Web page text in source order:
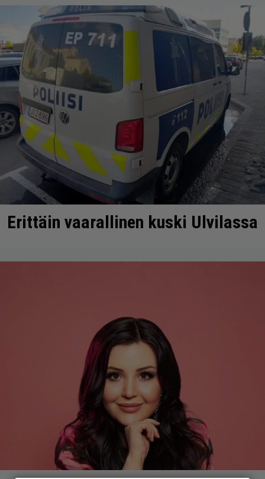
Erittäin vaarallinen kuski Ulvilassa